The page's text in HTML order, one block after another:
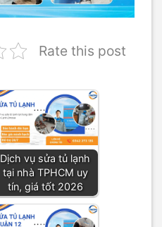
Rate this post
Dịch vụ sửa tủ lạnh
tại nhà TPHCM uy
tín, giá tốt 2026